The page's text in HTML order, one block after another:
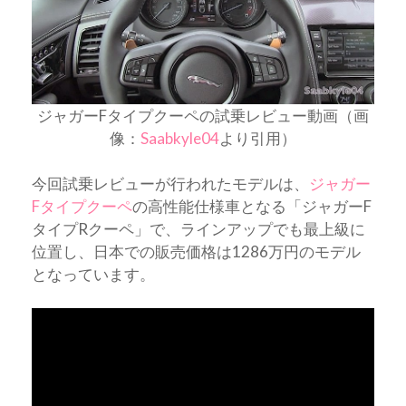
ジャガーFタイプクーペの試乗レビュー動画（画
像： Saabkyle04より引用）
今回試乗レビューが行われたモデルは、 ジャガー
Fタイプクーペの高性能仕様車となる「ジャガーF
タイプRクーペ」で、ラインアップでも最上級に
位置し、日本での販売価格は1286万円のモデル
となっています。